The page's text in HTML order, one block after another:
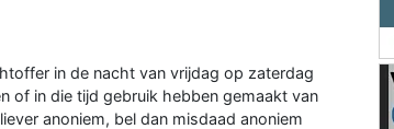
in de nacht van vrijdag op zaterdag
of in die tijd gebruik hebben gemaakt van
anoniem, bel dan misdaad anoniem